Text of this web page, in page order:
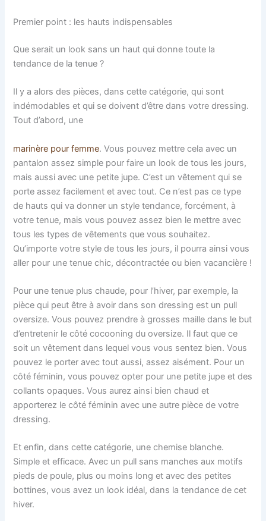
Premier point : les hauts indispensables
Que serait un look sans un haut qui donne toute la
tendance de la tenue ?
Il y a alors des pièces, dans cette catégorie, qui sont
indémodables et qui se doivent d’être dans votre dressing.
Tout d’abord, une
marinère pour femme. Vous pouvez mettre cela avec un
pantalon assez simple pour faire un look de tous les jours,
mais aussi avec une petite jupe. C’est un vêtement qui se
porte assez facilement et avec tout. Ce n’est pas ce type
de hauts qui va donner un style tendance, forcément, à
votre tenue, mais vous pouvez assez bien le mettre avec
tous les types de vêtements que vous souhaitez.
Qu’importe votre style de tous les jours, il pourra ainsi vous
aller pour une tenue chic, décontractée ou bien vacancière !
Pour une tenue plus chaude, pour l’hiver, par exemple, la
pièce qui peut être à avoir dans son dressing est un pull
oversize. Vous pouvez prendre à grosses maille dans le but
d’entretenir le côté cocooning du oversize. Il faut que ce
soit un vêtement dans lequel vous vous sentez bien. Vous
pouvez le porter avec tout aussi, assez aisément. Pour un
côté féminin, vous pouvez opter pour une petite jupe et des
collants opaques. Vous aurez ainsi bien chaud et
apporterez le côté féminin avec une autre pièce de votre
dressing.
Et enfin, dans cette catégorie, une chemise blanche.
Simple et efficace. Avec un pull sans manches aux motifs
pieds de poule, plus ou moins long et avec des petites
bottines, vous avez un look idéal, dans la tendance de cet
hiver.